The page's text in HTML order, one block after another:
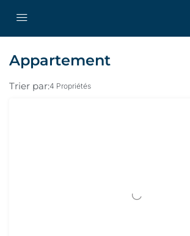
Appartement
4 Propriétés
Trier par: